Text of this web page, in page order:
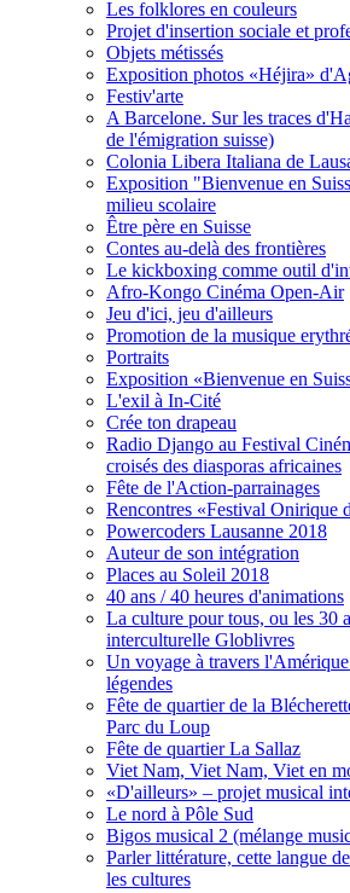
Les folklores en couleurs
Projet d'insertion sociale et
Objets métissés
Exposition photos «Héjira»
Festiv'arte
A Barcelone. Sur les traces
de l'émigration suisse)
Colonia Libera Italiana de
Exposition "Bienvenue en
milieu scolaire
Être père en Suisse
Contes au-delà des frontières
Le kickboxing comme outil
Afro-Kongo Cinéma Open-Air
Jeu d'ici, jeu d'ailleurs
Promotion de la musique
Portraits
Exposition «Bienvenue en
L'exil à In-Cité
Crée ton drapeau
Radio Django au Festival
croisés des diasporas africaines
Fête de l'Action-parrainages
Rencontres «Festival Onirique
Powercoders Lausanne 2018
Auteur de son intégration
Places au Soleil 2018
40 ans / 40 heures d'animations
La culture pour tous, ou les 30
interculturelle Globlivres
Un voyage à travers
légendes
Fête de quartier de la
Parc du Loup
Fête de quartier La Sallaz
Viet Nam, Viet Nam, Viet en
«D'ailleurs» – projet musical
Le nord à Pôle Sud
Bigos musical 2 (mélange
Parler littérature, cette langue
les cultures